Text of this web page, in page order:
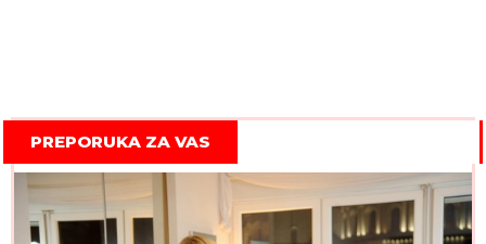
PREPORUKA ZA VAS